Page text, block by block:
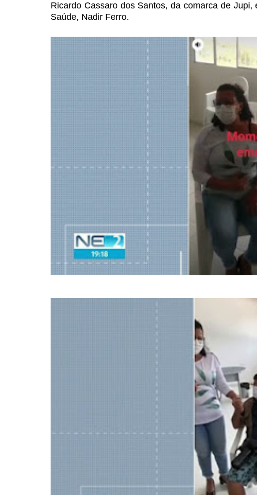
Ricardo Cassaro dos Santos, da comarca de
Saúde, Nadir Ferro.